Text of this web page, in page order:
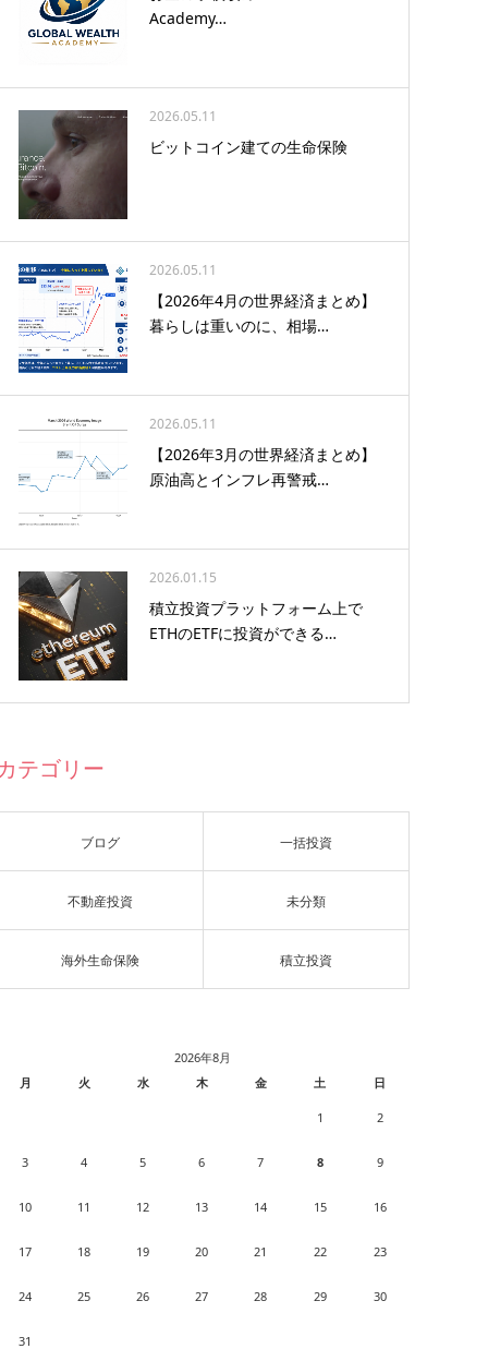
Academy…
2026.05.11
ビットコイン建ての生命保険
2026.05.11
【2026年4月の世界経済まとめ】
暮らしは重いのに、相場…
2026.05.11
【2026年3月の世界経済まとめ】
原油高とインフレ再警戒…
2026.01.15
積立投資プラットフォーム上で
ETHのETFに投資ができる…
テゴリー
ブログ 一括投資
不動産投資 未分類
海外生命保険 積立投資
2026年8月
月
火 水 木 金 土 日
1 2
3 4 5 6 7 8 9
10 11 12 13 14 15 16
17 18 19 20 21 22 23
24 25 26 27 28 29 30
31